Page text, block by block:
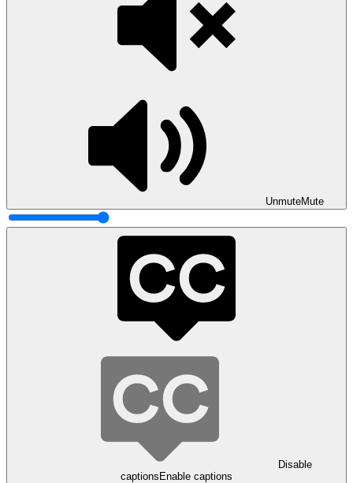
UnmuteMute
Disable
captionsEnable captions